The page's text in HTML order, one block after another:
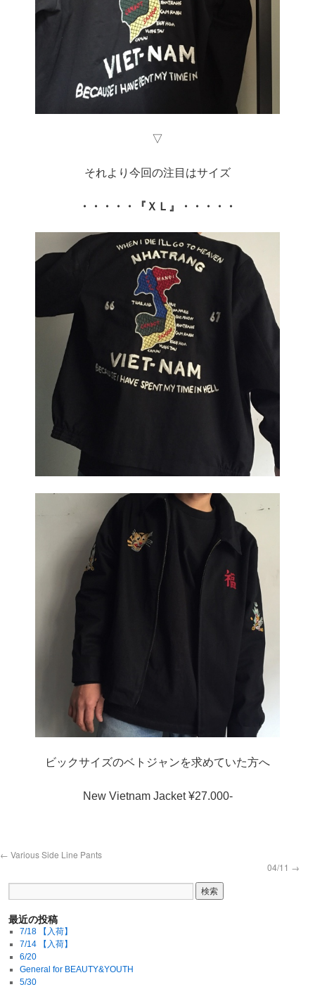
▽
それより今回の注目はサイズ
・・・・・『ＸＬ』・・・・・
ビックサイズのベトジャンを求めていた方へ
New Vietnam Jacket ¥27.000-
← Various Side Line Pants
04/11 →
最近の投稿
7/18 【入荷】
7/14 【入荷】
6/20
General for BEAUTY&YOUTH
5/30